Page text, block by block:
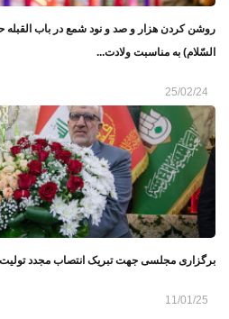
روشن کردن هزار و صد و نود شمع در باب
السّلام) به مناسبت ولادت...
25/02/24
برگزاری مجلسی جهت تبریک انتصاب مجدد
11/01/25